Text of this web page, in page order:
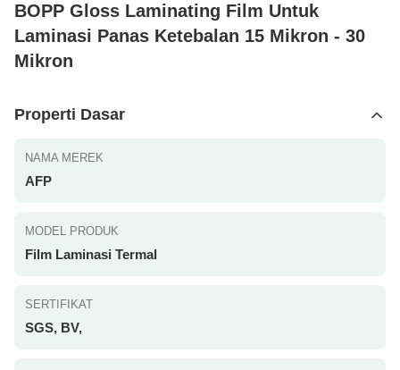
BOPP Gloss Laminating Film Untuk
Laminasi Panas Ketebalan 15 Mikron - 30
Mikron
Properti Dasar
NAMA MEREK
AFP
MODEL PRODUK
Film Laminasi Termal
SERTIFIKAT
SGS, BV,